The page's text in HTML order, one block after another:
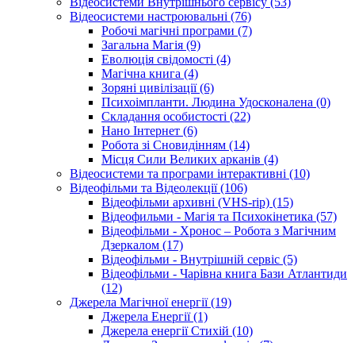
Відеосистеми настроювальні (76)
Робочі магічні програми (7)
Загальна Магія (9)
Еволюція свідомості (4)
Магічна книга (4)
Зоряні цивілізації (6)
Психоімпланти. Людина Удосконалена (0)
Складання особистості (22)
Нано Інтернет (6)
Робота зі Сновидінням (14)
Місця Сили Великих арканів (4)
Відеосистеми та програми інтерактивні (10)
Відеофільми та Відеолекції (106)
Відеофільми архивні (VHS-rip) (15)
Відеофильми - Магія та Психокінетика (57)
Відеофільми - Хронос – Робота з Магічним
Дзеркалом (17)
Відеофільми - Внутрішній сервіс (5)
Відеофільми - Чарівна книга Бази Атлантиди
(12)
Джерела Магічної енергії (19)
Джерела Енергії (1)
Джерела енергії Стихій (10)